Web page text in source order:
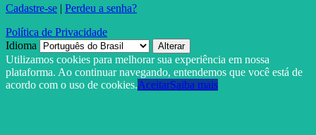
Cadastre-se | Perdeu a senha?
Política de Privacidade
Idioma
Utilizamos cookies para melhorar sua experiência em nossa
plataforma. Ao continuar navegando, entendemos que você está de
acordo com o uso de cookies.AceitarSaiba mais